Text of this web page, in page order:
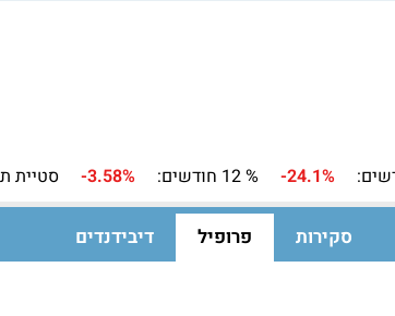
-24.1% % 12 חודשים: -3.58% סטיית
סקירות פרופיל דיבידנדים